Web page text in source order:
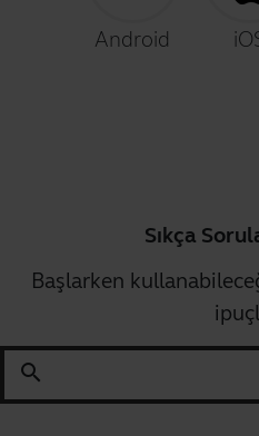
Android
Sıkça
Başlarken
search